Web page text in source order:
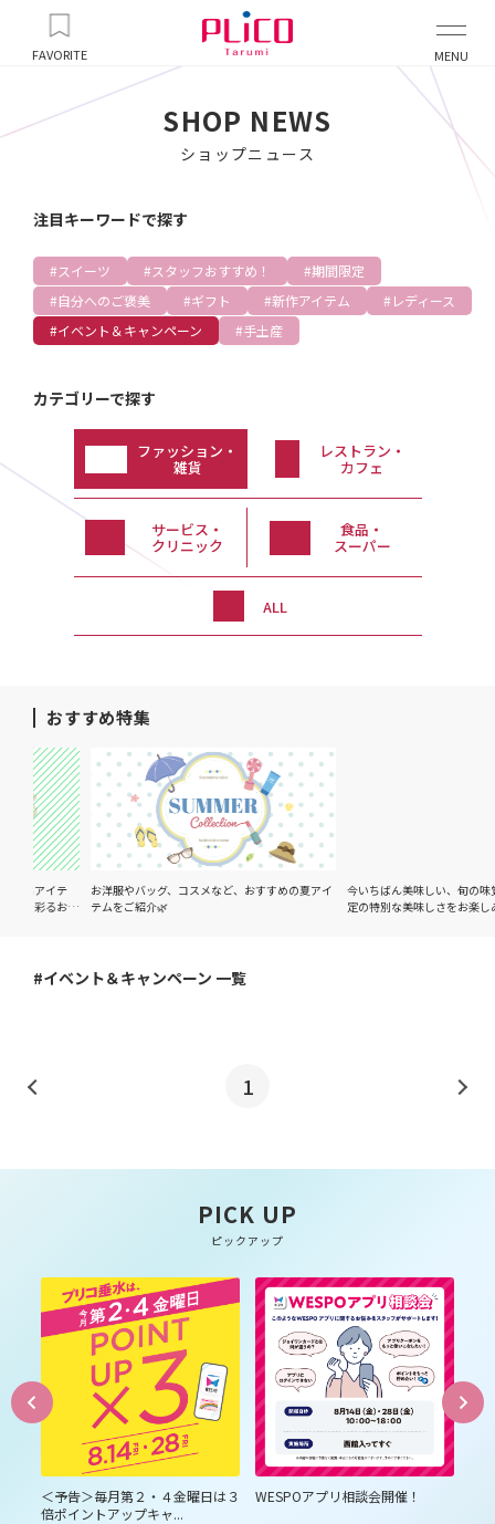
FAVORITE MENU
SHOP NEWS
ショップニュース
注目キーワードで探す
スイーツ スタッフおすすめ！
期間限定
自分へのご褒美
ギフト 新作アイテム
レディース
イベント＆キャンペーン
手土産
カテゴリーで探す
ファッション・
雑貨
レストラン・
カフェ
サービス・
クリニック
食品・
スーパー
ALL
おすすめ特集
るおす
お洋服やバッグ、コスメなど、おすすめの夏アイ
テムをご紹介🌿
今いちばん美味しい、旬の味覚をご
定の特別な美味しさをお楽しみく
#イベント＆キャンペーン 一覧
1
PICK UP
ピックアップ
＜予告＞毎月第２・４金曜日は３
倍ポイントアップキャ...
WESPOアプリ相談会開催！